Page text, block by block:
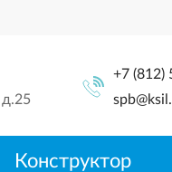
д.25
+7 (812)
Конструктор